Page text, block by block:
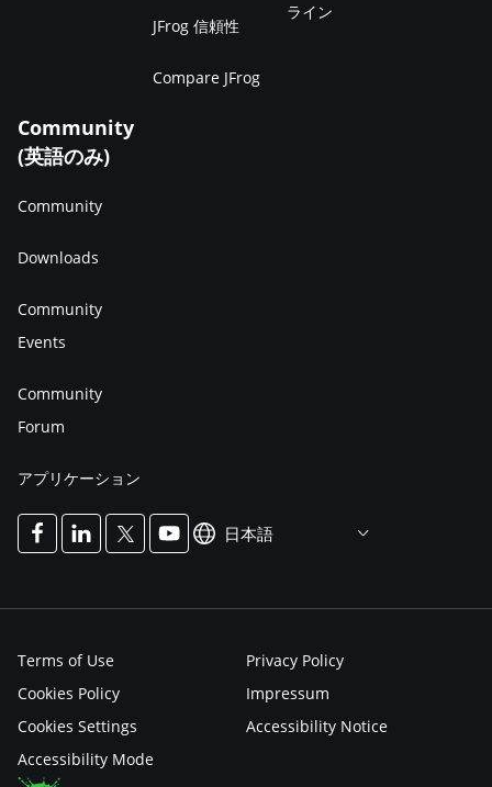
JFrog 信頼性
Compare JFrog
ライン
Community
(英語のみ)
Community
Downloads
Community
Events
Community
Forum
アプリケーション
日本語
Terms of Use
Privacy Policy
Cookies Policy
Impressum
Cookies Settings
Accessibility Notice
Accessibility Mode